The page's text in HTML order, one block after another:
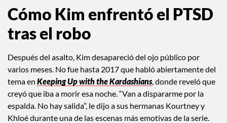
Cómo Kim enfrentó el PTSD
tras el robo
Después del asalto, Kim desapareció del ojo público por
varios meses. No fue hasta 2017 que habló abiertamente del
tema en Keeping Up with the Kardashians, donde reveló que
creyó que iba a morir esa noche. “Van a dispararme por la
espalda. No hay salida”, le dijo a sus hermanas Kourtney y
Khloé durante una de las escenas más emotivas de la serie.